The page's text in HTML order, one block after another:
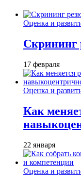
Оценка и
Скрининг
17 февраля
Оценка и
Как
22 января
Оценка и